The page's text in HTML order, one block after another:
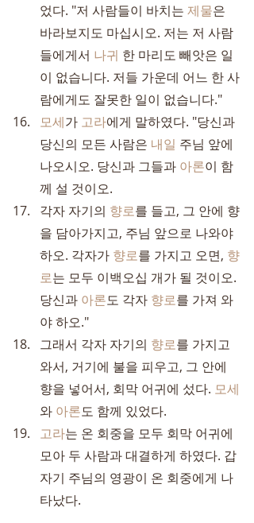
었다. "저 사람들이 바치는 제물은
바라보지도 마십시오. 저는 저 사람
들에게서 나귀 한 마리도 빼앗은 일
이 없습니다. 저들 가운데 어느 한 사
람에게도 잘못한 일이 없습니다."
모세가 고라에게 말하였다. "당신과
당신의 모든 사람은 내일 주님 앞에
나오시오. 당신과 그들과 아론이 함
께 설 것이오.
각자 자기의 향로를 들고, 그 안에 향
을 담아가지고, 주님 앞으로 나와야
하오. 각자가 향로를 가지고 오면, 향
로는 모두 이백오십 개가 될 것이오.
당신과 아론도 각자 향로를 가져 와
야 하오."
그래서 각자 자기의 향로를 가지고
와서, 거기에 불을 피우고, 그 안에
향을 넣어서, 회막 어귀에 섰다. 모세
와 아론도 함께 있었다.
고라는 온 회중을 모두 회막 어귀에
모아 두 사람과 대결하게 하였다. 갑
자기 주님의 영광이 온 회중에게 나
타났다.